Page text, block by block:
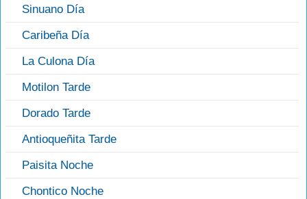
Sinuano Día
Caribeña Día
La Culona Día
Motilon Tarde
Dorado Tarde
Antioqueñita Tarde
Paisita Noche
Chontico Noche